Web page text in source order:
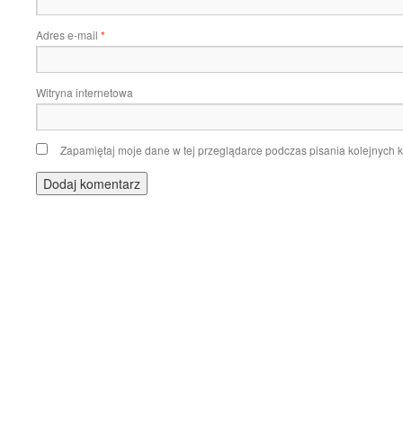
Adres e-mail *
Witryna internetowa
Zapamiętaj moje dane w tej przeglądarce podczas pisania kolejnych